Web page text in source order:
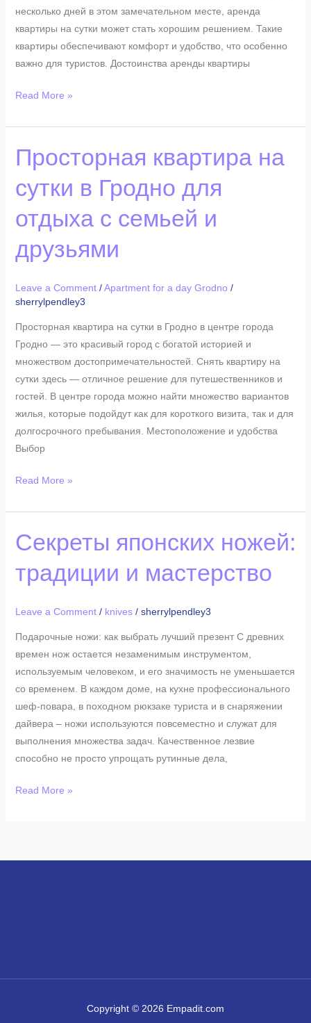
несколько дней в этом замечательном месте, аренда
квартиры на сутки может стать хорошим решением. Такие
квартиры обеспечивают комфорт и удобство, что особенно
важно для туристов. Достоинства аренды квартиры
Read More »
Просторная квартира на
сутки в Гродно для
отдыха с семьей и
друзьями
Leave a Comment /Apartment for a day Grodno /
sherrylpendley3
Просторная квартира на сутки в Гродно в центре города
Гродно — это красивый город с богатой историей и
множеством достопримечательностей. Снять квартиру на
сутки здесь — отличное решение для путешественников и
гостей. В центре города можно найти множество вариантов
жилья, которые подойдут как для короткого визита, так и для
долгосрочного пребывания. Местоположение и удобства
Выбор
Просторная
квартира
на
сутки
в
для
с
семьей
и
друзьями
Read More »
Секреты японских ножей:
традиции и мастерство
Leave a Comment / knives/ sherrylpendley3
Подарочные ножи: как выбрать лучший презент С древних
времен нож остается незаменимым инструментом,
используемым человеком, и его значимость не уменьшается
со временем. В каждом доме, на кухне профессионального
шеф-повара, в походном рюкзаке туриста и в снаряжении
дайвера – ножи используются повсеместно и служат для
выполнения множества задач. Качественное лезвие
способно не просто упрощать рутинные дела,
Секреты
японских
ножей:
традиции
Read More »
Copyright © 2026 Empadit.com